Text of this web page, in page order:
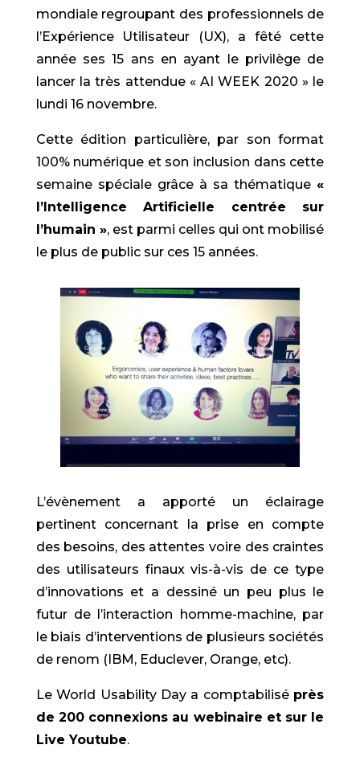
mondiale regroupant des professionnels de
l’Expérience Utilisateur (UX), a fêté cette
année ses 15 ans en ayant le privilège de
lancer la très attendue « AI WEEK 2020 » le
lundi 16 novembre.
Cette édition particulière, par son format
100% numérique et son inclusion dans cette
semaine spéciale grâce à sa thématique«
l’Intelligence Artificielle centrée sur
l’humain », est parmi celles qui ont mobilisé
le plus de public sur ces 15 années.
L’évènement a apporté un éclairage
pertinent concernant la prise en compte
des besoins, des attentes voire des craintes
des utilisateurs finaux vis-à-vis de ce type
d’innovations et a dessiné un peu plus le
futur de l’interaction homme-machine, par
le biais d’interventions de plusieurs sociétés
de renom (IBM, Educlever, Orange, etc).
Le World Usability Day a comptabilisé près
de 200 connexions au webinaire et sur le
Live Youtube.